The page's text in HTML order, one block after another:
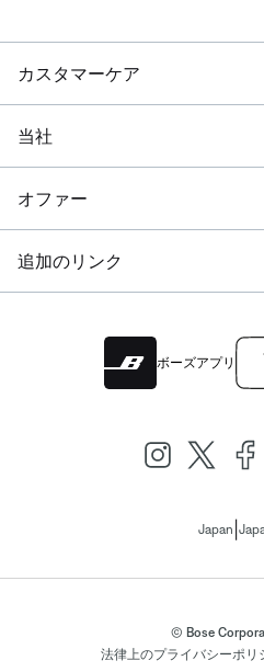
カスタマーケア
当社
オファー
追加のリンク
ボーズアプリ
Japan
© Bose
法律上のプライバシーポリ